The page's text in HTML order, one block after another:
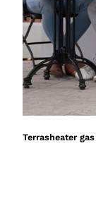
Terrasheater gas